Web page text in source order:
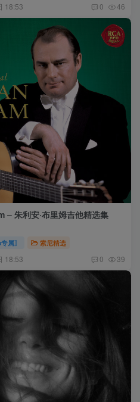
18:53 0 46
– 朱利安·布里姆吉他精选集
属〗 索尼精选
18:53 0 39